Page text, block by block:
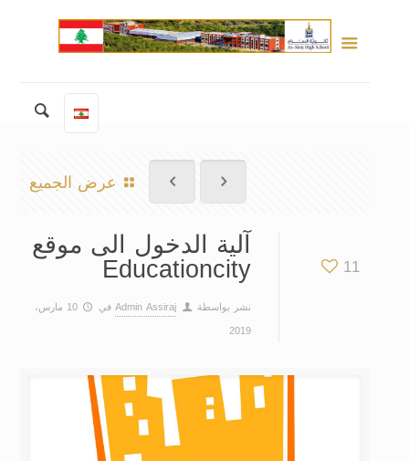
عرض الجميع
11 آلية الدخول الى موقع
Educationcity
نشر بواسطة Admin Assiraj في
10 مارس،
2019